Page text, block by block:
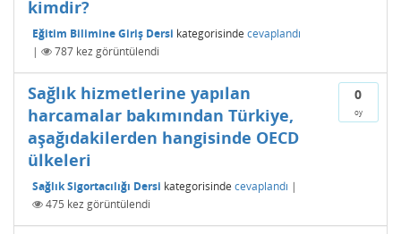
kimdir?
Eğitim Bilimine Giriş Dersi kategorisinde cevaplandı
|
787 kez görüntülendi
0
oy
Sağlık hizmetlerine yapılan
harcamalar bakımından Türkiye,
aşağıdakilerden hangisinde OECD
ülkeleri
Sağlık Sigortacılığı Dersi kategorisinde cevaplandı |
475 kez görüntülendi